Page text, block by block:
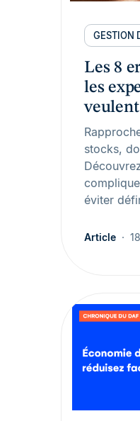
GESTION
Les 8
les
stocks,
éviter
Article